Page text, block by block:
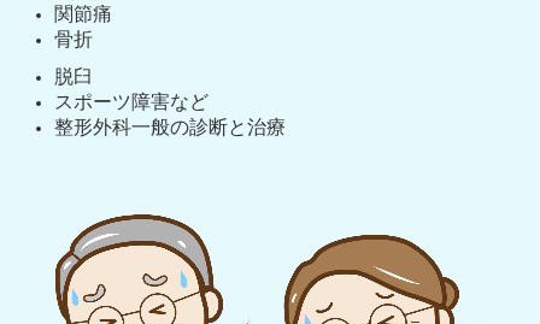
関節痛
骨折
脱臼
スポーツ障害など
整形外科一般の診断と治療